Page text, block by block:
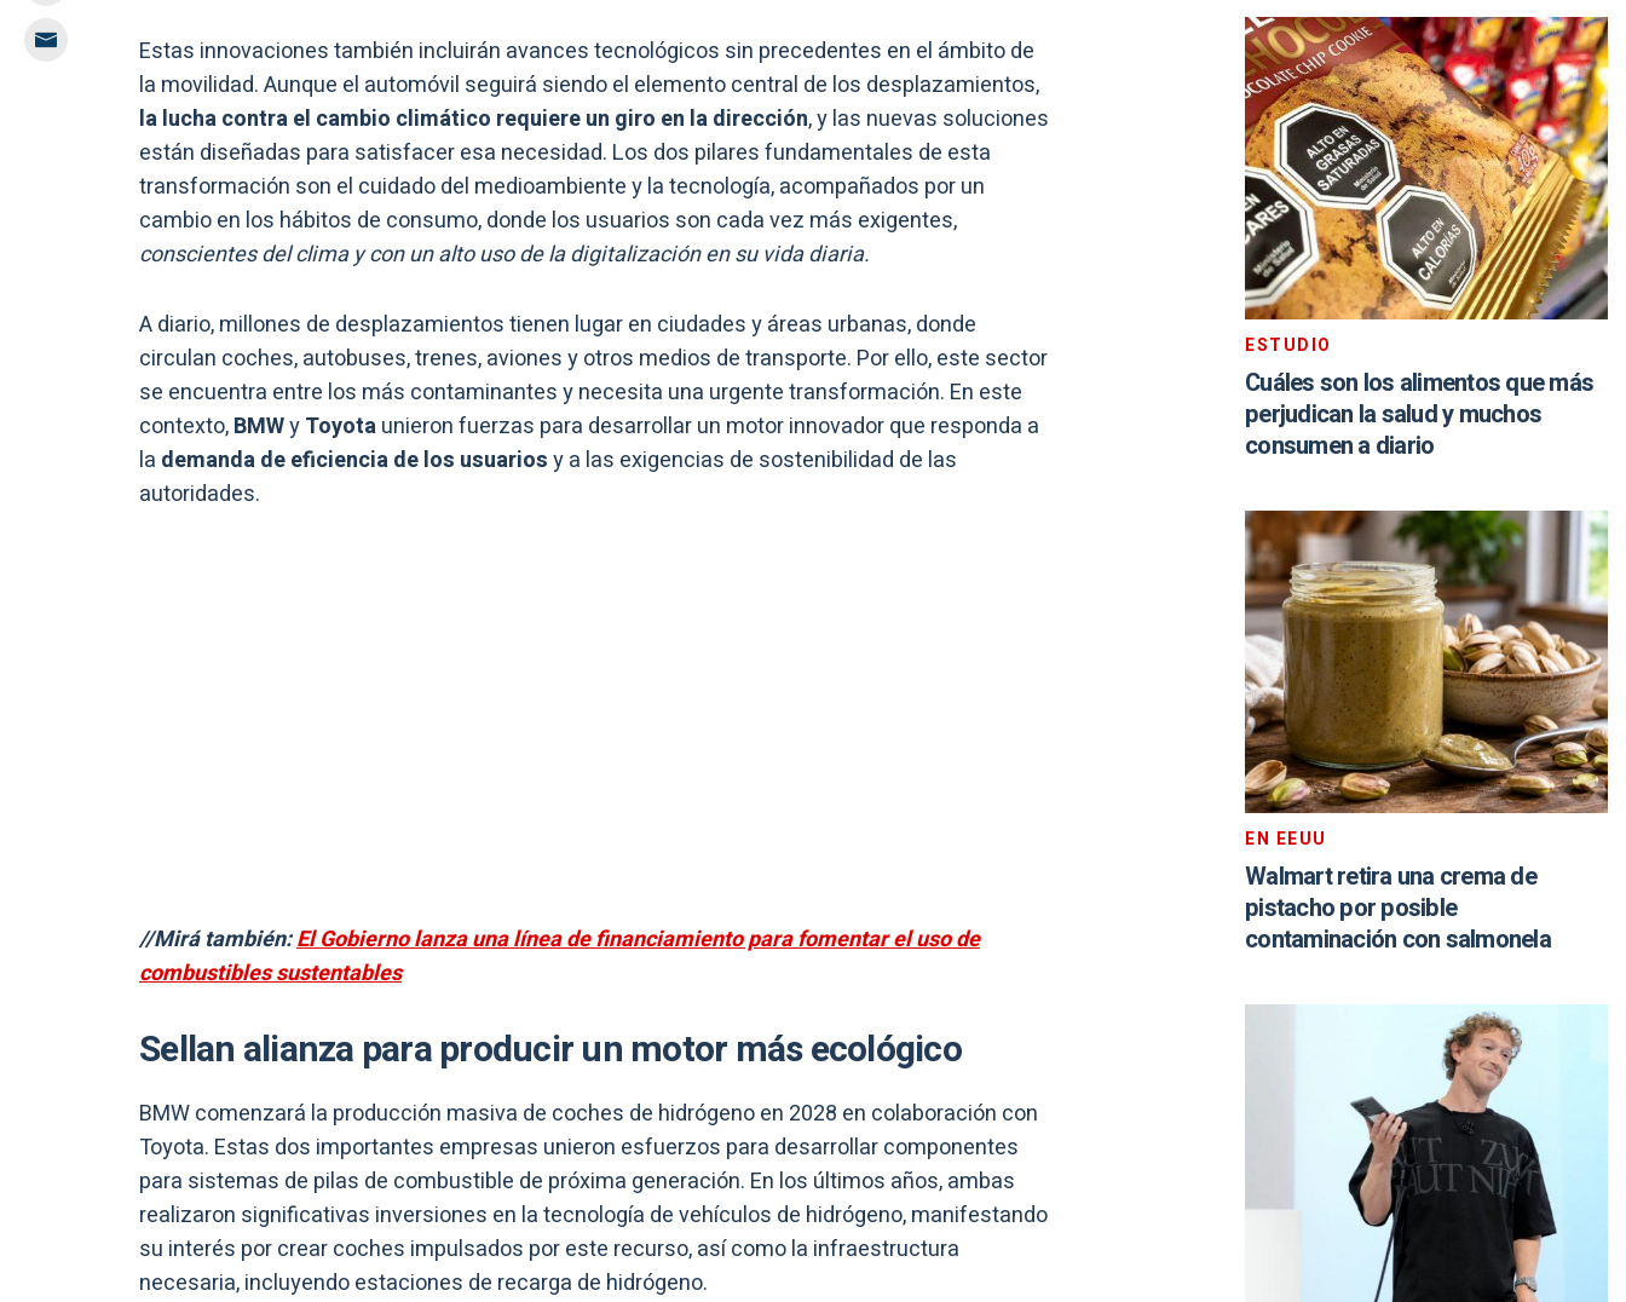
Estas innovaciones también incluirán avances tecnológicos sin precedentes en el ámbito de
la movilidad. Aunque el automóvil seguirá siendo el elemento central de los desplazamientos,
la lucha contra el cambio climático requiere un giro en la dirección, y las nuevas soluciones
están diseñadas para satisfacer esa necesidad. Los dos pilares fundamentales de esta
transformación son el cuidado del medioambiente y la tecnología, acompañados por un
cambio en los hábitos de consumo, donde los usuarios son cada vez más exigentes,
conscientes del clima y con un alto uso de la digitalización en su vida diaria.
A diario, millones de desplazamientos tienen lugar en ciudades y áreas urbanas, donde
circulan coches, autobuses, trenes, aviones y otros medios de transporte. Por ello, este sector
se encuentra entre los más contaminantes y necesita una urgente transformación. En este
contexto,BMWyToyotaunieron fuerzas para desarrollar un motor innovador que responda a
la demanda de eficiencia de los usuariosy a las exigencias de sostenibilidad de las
autoridades.
//Mirá también:El Gobierno lanza una línea de financiamiento para fomentar el uso de
combustibles sustentables
Sellan alianza para producir un motor más ecológico
BMW comenzará la producción masiva de coches de hidrógeno en 2028 en colaboración con
Toyota. Estas dos importantes empresas unieron esfuerzos para desarrollar componentes
para sistemas de pilas de combustible de próxima generación. En los últimos años, ambas
realizaron significativas inversiones en la tecnología de vehículos de hidrógeno, manifestando
su interés por crear coches impulsados por este recurso, así como la infraestructura
necesaria, incluyendo estaciones de recarga de hidrógeno.
ESTUDIO
Cuáles son los alimentos que más
perjudican la salud y muchos
consumen a diario
EN EEUU
Walmart retira una crema de
pistacho por posible
contaminación con salmonela